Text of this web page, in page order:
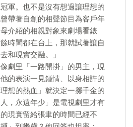
軍。也不是沒有想過讓理想的
帶著自創的相聲節目為客戶年
介紹的相親對象來劇場看錶
時間都在台上，那就試著讓自
和現實交融。」
劇里「一路開掛」的男主，現
的表演一見鍾情、以身相許的
想的熱血」就決定一擲千金的
，永遠年少」是電視劇里才有
現實留給張聿的時間已經不